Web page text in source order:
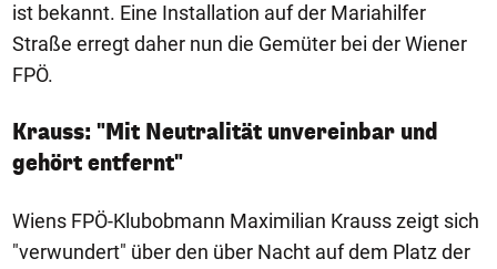
ist bekannt. Eine Installation auf der Mariahilfer
Straße erregt daher nun die Gemüter bei der Wiener
FPÖ.
Krauss: "Mit Neutralität unvereinbar und
gehört entfernt"
Wiens FPÖ-Klubobmann Maximilian Krauss zeigt sich
"verwundert" über den über Nacht auf dem Platz der